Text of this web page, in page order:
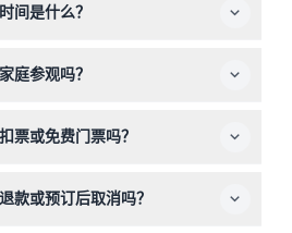
间是什么？
12月25日闭园（可能会有变动——
庭参观吗？
6名儿童。
票或免费门票吗？
证持有者和法国求职者现场可享
款或预订后取消吗？